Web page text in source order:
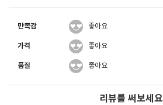
만족감 좋아요
가격 좋아요
품질 좋아요
리뷰를 써보세요